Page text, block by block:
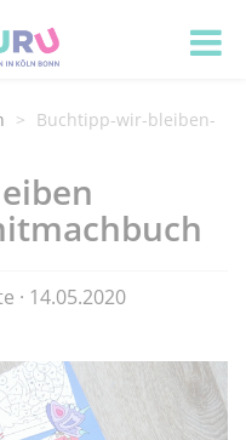
Buchtipp-wir-bleiben-
· 14.05.2020